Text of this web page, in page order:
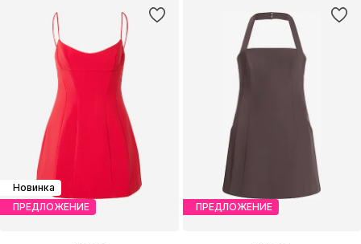
Новинка
ПРЕДЛОЖЕНИЕ
ПРЕДЛОЖЕНИЕ